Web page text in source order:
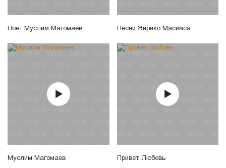
Поёт Муслим Магомаев Песни Энрико Масиаса
Муслим Магомаев Привет, Любовь